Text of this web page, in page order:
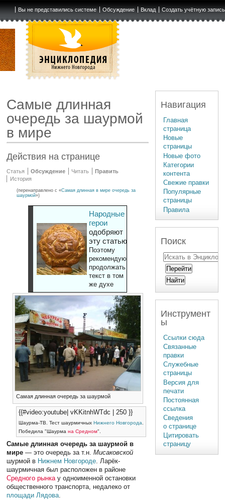
Вы не представились системе Обсуждение Вклад Создать учётную запись
Самые длинная
очередь за шаурмой
в мире
Действия на странице
Статья Обсуждение Читать
Править
История
(перенаправлено с «Самая длинная в мире очередь за
шаурмой»)
Народные
герои
одобряют
эту статью
Поэтому
рекомендуют
продолжать
текст в том
же духе
Самая длинная очередь за шаурмой
{{#video:youtube| vKKitnhWTdc | 250 }}
Шаурма-ТВ. Тест шаурмичных Нижнего Новгорода.
Победила "Шаурма на Средном".
Самые длинная очередь за шаурмой в
мире — это очередь за т.н.Мисаковской
шурмой в Нижнем Новгороде. Ларёк-
шаурмичная был расположен в районе
Средного рынкау одноименной остановки
общественного транспорта, недалеко от
площади Лядова.
Навигация
Главная
страница
Новые
страницы
Новые фото
Категории
контента
Свежие правки
Популярные
страницы
Правила
Поиск
Инструмент
ы
Ссылки сюда
Связанные
правки
Служебные
страницы
Версия для
печати
Постоянная
ссылка
Сведения
о странице
Цитировать
страницу